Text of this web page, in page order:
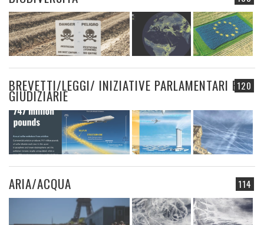
120
BREVETTI/LEGGI/ INIZIATIVE PARLAMENTARI E
GIUDIZIARIE
114
ARIA/ACQUA